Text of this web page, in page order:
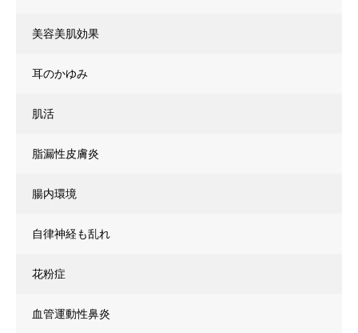
美容美肌効果
耳のかゆみ
肌活
脂漏性皮膚炎
腸内環境
自律神経も乱れ
花粉症
血管運動性鼻炎